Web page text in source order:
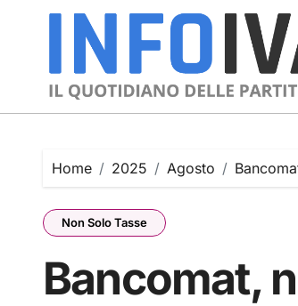
Home 2025 Agosto
Non Solo Tasse
Bancomat,